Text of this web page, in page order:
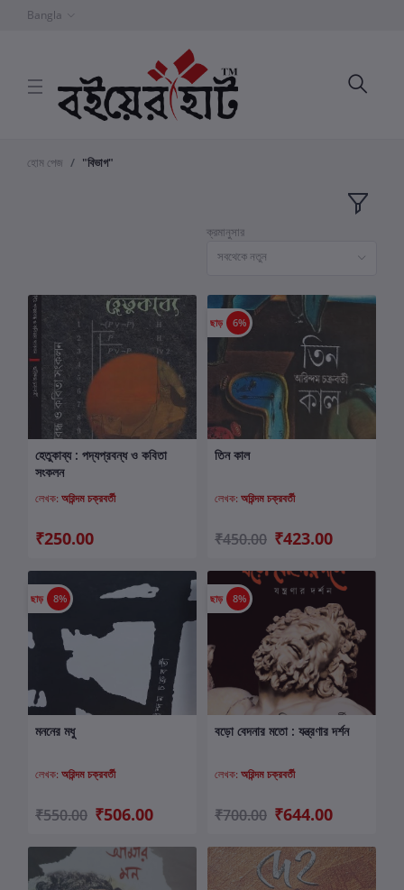
Bangla
হোম পেজ "বিভাগ"
ক্রমানুসার
সবথেকে নতুন
কার্টে যোগ করুন
হেতুকাব্য : পদ্যপ্রবন্ধ ও কবিতা
সংকলন
লেখক: অরিন্দম চক্রবর্তী
₹250.00
ছাড় 6%
তিন কাল
লেখক: অরিন্দম চক্রবর্তী
₹450.00 ₹423.00
ছাড় 8%
মননের মধু
লেখক: অরিন্দম চক্রবর্তী
₹550.00 ₹506.00
ছাড় 8%
কার্টে যোগ করুন
বড়ো বেদনার মতো : যন্ত্রণার দর্শন
লেখক: অরিন্দম চক্রবর্তী
₹700.00 ₹644.00